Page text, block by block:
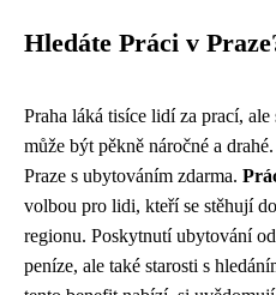
Hledáte Práci v
Praha láká tisíce lidí za prací,
může být pěkně náročné a
Praze s ubytováním zdarma.
volbou pro lidi, kteří se stěhují
regionu. Poskytnutí ubytování
peníze, ale také starosti s